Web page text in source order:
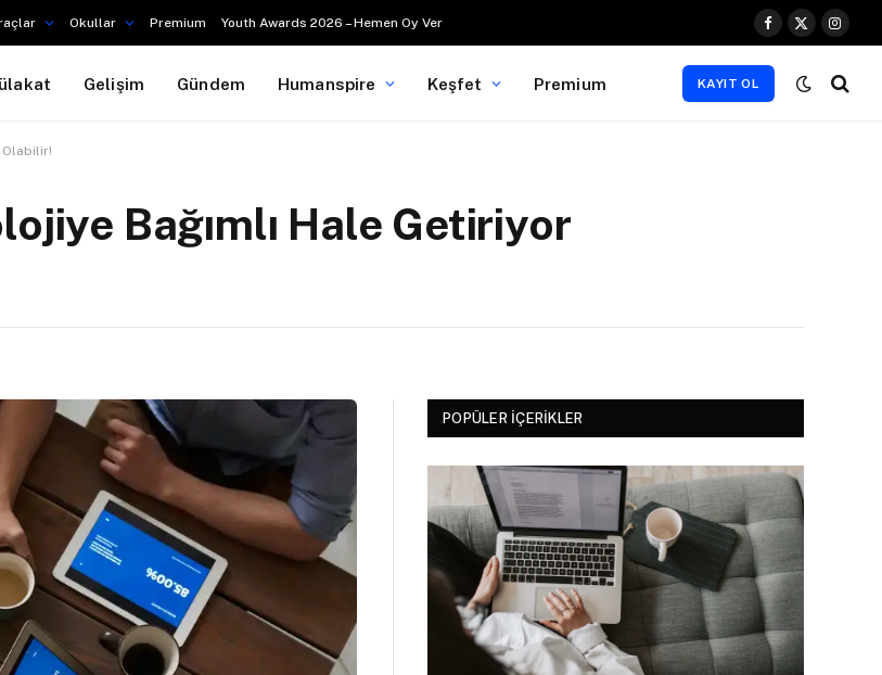
Okullar Premium Youth Awards 2026 – Hemen Oy Ver
Facebook
X
Gelişim Gündem Humanspire Keşfet Premium KAYIT OL
Olabilir!
Bağımlı Hale Getiriyor
POPÜLER İÇERIKLER